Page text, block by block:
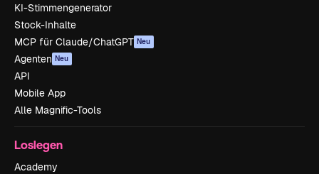
KI-Stimmengenerator
Stock-Inhalte
MCP für Claude/ChatGPT Neu
Agenten Neu
API
Mobile App
Alle Magnific-Tools
Loslegen
Academy